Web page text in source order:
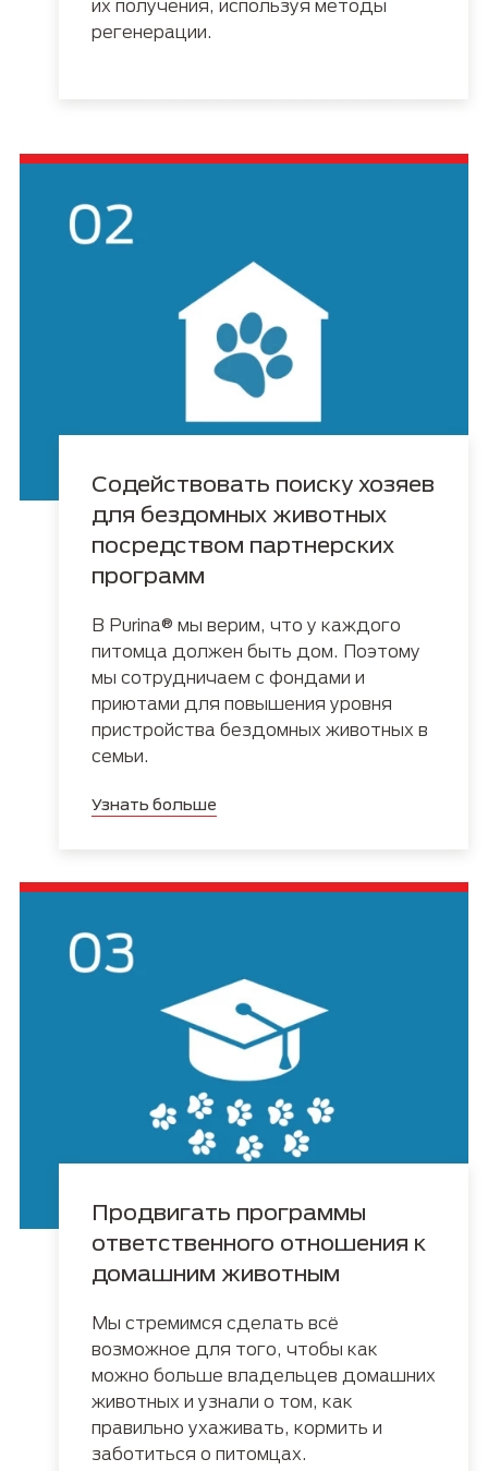
их получения, используя методы
регенерации.
Содействовать поиску хозяев
для бездомных животных
посредством партнерских
программ
В Purina® мы верим, что у каждого
питомца должен быть дом. Поэтому
мы сотрудничаем с фондами и
приютами для повышения уровня
пристройства бездомных животных в
семьи.
Узнать больше
Продвигать программы
ответственного отношения к
домашним животным
Мы стремимся сделать всё
возможное для того, чтобы как
можно больше владельцев домашних
животных и узнали о том, как
правильно ухаживать, кормить и
заботиться о питомцах.